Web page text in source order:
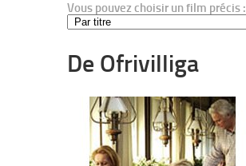
Vous pouvez choisir un film précis :
De Ofrivilliga